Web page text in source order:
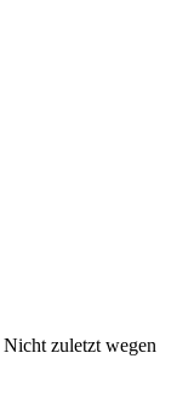
Nicht zuletzt wegen